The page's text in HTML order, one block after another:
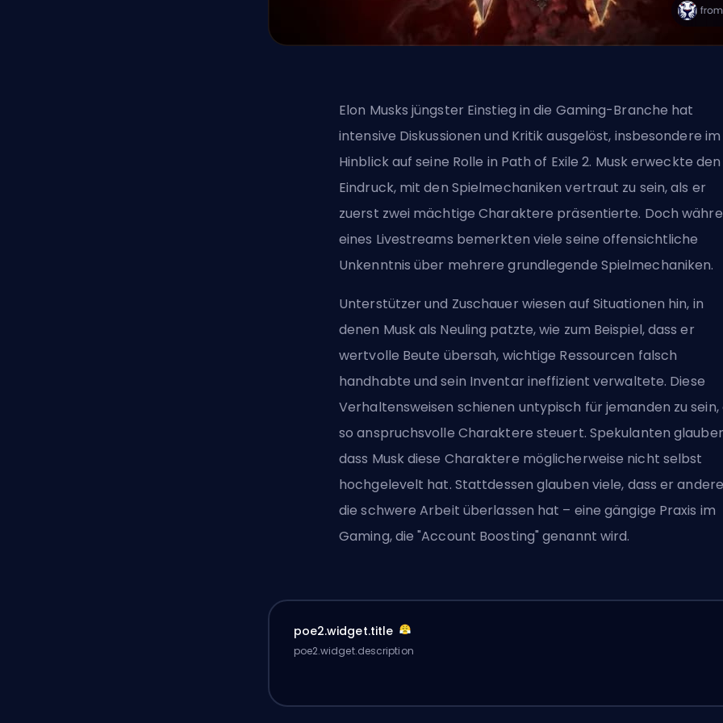
Elon Musks jüngster Einstieg in die Gaming-Branche hat
intensive Diskussionen und Kritik ausgelöst, insbesondere im
Hinblick auf seine Rolle in Path of Exile 2. Musk erweckte den
Eindruck, mit den Spielmechaniken vertraut zu sein, als er
zuerst zwei mächtige Charaktere präsentierte. Doch
eines Livestreams bemerkten viele seine offensichtliche
Unkenntnis über mehrere grundlegende Spielmechaniken.
Unterstützer und Zuschauer wiesen auf Situationen hin, in
denen Musk als Neuling patzte, wie zum Beispiel, dass er
wertvolle Beute übersah, wichtige Ressourcen falsch
handhabte und sein Inventar ineffizient verwaltete. Diese
Verhaltensweisen schienen untypisch für jemanden zu sein,
so anspruchsvolle Charaktere steuert. Spekulanten
dass Musk diese Charaktere möglicherweise nicht selbst
hochgelevelt hat. Stattdessen glauben viele, dass er
die schwere Arbeit überlassen hat – eine gängige Praxis im
Gaming, die "Account Boosting" genannt wird.
poe2.widget.title
poe2.widget.description